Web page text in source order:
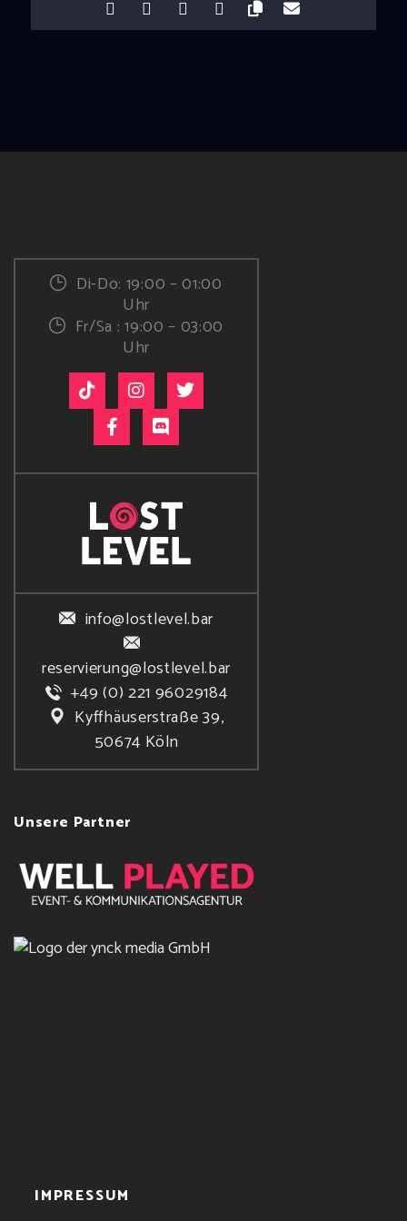
Di-Do: 19:00 – 01:00
Uhr
Fr/Sa : 19:00 – 03:00
Uhr
info@lostlevel.bar
reservierung@lostlevel.bar
+49 (0) 221 96029184
Kyffhäuserstraße 39,
50674 Köln
Unsere Partner
IMPRESSUM